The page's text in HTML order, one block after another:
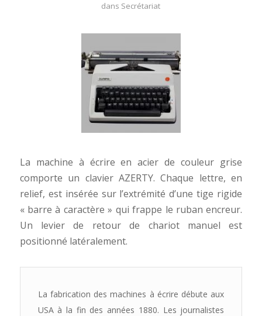
dans Secrétariat
La machine à écrire en acier de couleur grise
comporte un clavier AZERTY. Chaque lettre, en
relief, est insérée sur l’extrémité d’une tige rigide
« barre à caractère » qui frappe le ruban encreur.
Un levier de retour de chariot manuel est
positionné latéralement.
La fabrication des machines à écrire débute aux
USA à la fin des années 1880. Les journalistes